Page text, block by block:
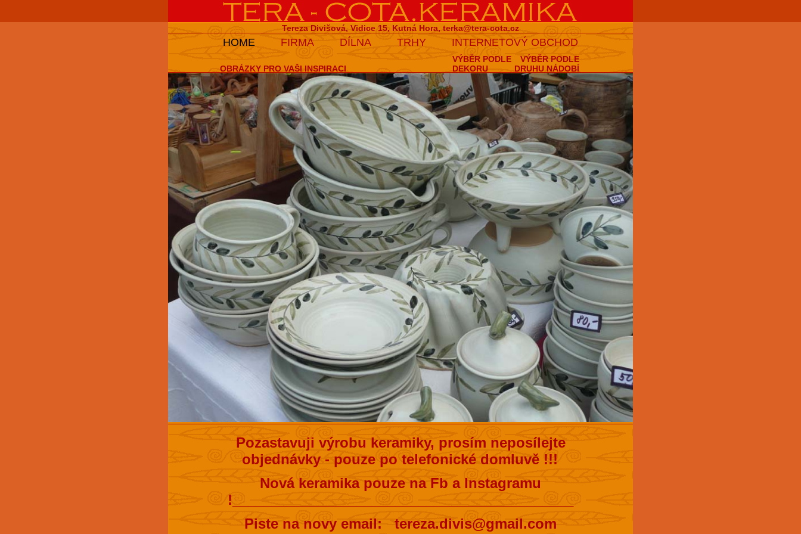
Tereza Divišová, Vidice 15, Kutná Hora, terka@tera-cota.cz
HOME FIRMA DÍLNA TRHY INTERNETOVÝ OBCHOD
OBRÁZKY PRO VAŠI INSPIRACI
VÝBĚR PODLE
DRUHU NÁDOBÍ
VÝBĚR PODLE
DEKORU
Pozastavuji výrobu keramiky, prosím neposílejte
objednávky - pouze po telefonické domluvě !!!
Nová keramika pouze na Fb a Instagramu
!____________________________________________
Piste na novy email: tereza.divis@gmail.com